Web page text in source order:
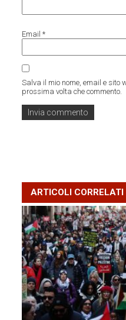
Email*
Salva il mio nome, email e sito
prossima volta che commento.
ARTICOLI CORRELATI